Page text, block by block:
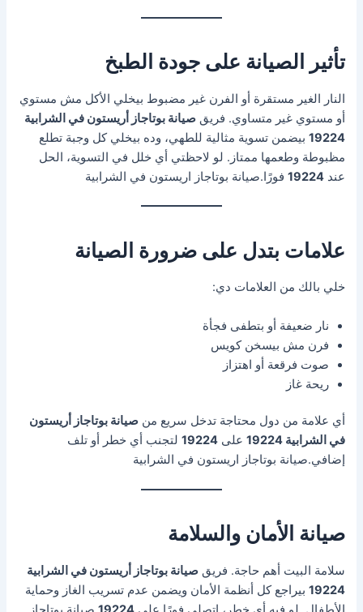
تأثير الصيانة على جودة الطبخ
النار الغير مستقرة أو الفرن غير مضبوط بيخلي الأكل مش مستوي
أو مستوي غير متساوي. فريقصيانة بوتاجاز أريستون في الشرابية
19224 بيضمن تسوية مثالية للطهي، وده بيخلي كل وجبة تطلع
مظبوطة وطعمها ممتاز. لو لاحظتي أي خلل في التسوية، الحل
عند19224 فورًا.صيانة بوتاجاز اريستون في الشرابية
علامات بتدل على ضرورة الصيانة
خلي بالك من العلامات دي:
نار ضعيفة أو بتطفى فجأة
فرن مش بيسخن كويس
صوت فرقعة أو اهتزاز
ريحة غاز
أي علامة من دول محتاجة تدخل سريع منصيانة بوتاجاز أريستون
في الشرابية 19224
على19224 لتجنب أي خطر أو تلف
إضافي.صيانة بوتاجاز اريستون في الشرابية
صيانة الأمان والسلامة
سلامة البيت أهم حاجة. فريقصيانة بوتاجاز أريستون في الشرابية
19224 بيراجع كل أنظمة الأمان ويضمن عدم تسريب الغاز وحماية